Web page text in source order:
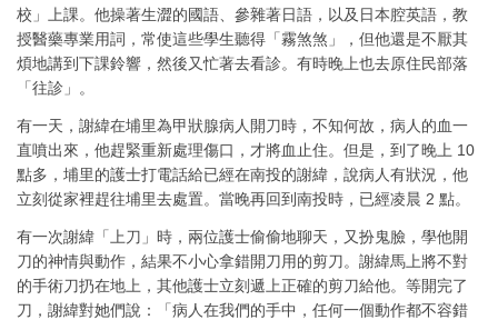
校」上課。他操著生澀的國語、參雜著日語，以及日本腔英語，教
授醫藥專業用詞，常使這些學生聽得「霧煞煞」，但他還是不厭其
煩地講到下課鈴響，然後又忙著去看診。有時晚上也去原住民部落
「往診」。
有一天，謝緯在埔里為甲狀腺病人開刀時，不知何故，病人的血一
直噴出來，他趕緊重新處理傷口，才將血止住。但是，到了晚上 10
點多，埔里的護士打電話給已經在南投的謝緯，說病人有狀況，他
立刻從家裡趕往埔里去處置。當晚再回到南投時，已經凌晨 2 點。
有一次謝緯「上刀」時，兩位護士偷偷地聊天，又扮鬼臉，學他開
刀的神情與動作，結果不小心拿錯開刀用的剪刀。謝緯馬上將不對
的手術刀扔在地上，其他護士立刻遞上正確的剪刀給他。等開完了
刀，謝緯對她們說：「病人在我們的手中，任何一個動作都不容錯